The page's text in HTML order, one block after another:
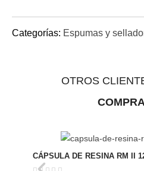
Categorías: Espumas y
OTROS
CÁPSULA DE RESINA RM II